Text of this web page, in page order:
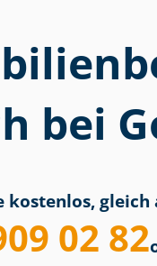
bei
kostenlos, gleich
02 82